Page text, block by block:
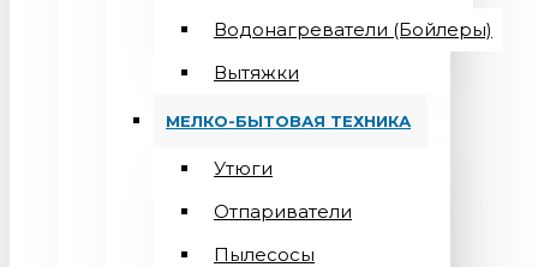
Водонагреватели (Бойлеры)
Вытяжки
МЕЛКО-БЫТОВАЯ ТЕХНИКА
Утюги
Отпариватели
Пылесосы